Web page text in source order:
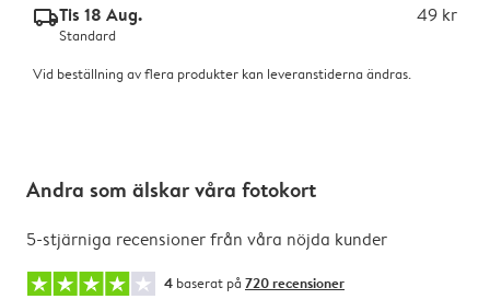
delivery_standard_v2Tis 18 Aug. 49 kr
Standard
Vid beställning av flera produkter kan leveranstiderna ändras.
Andra som älskar våra fotokort
5-stjärniga recensioner från våra nöjda kunder
4 baserat på 720 recensioner